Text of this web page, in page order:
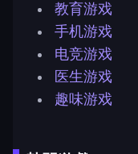
教育游戏
手机游戏
电竞游戏
医生游戏
趣味游戏